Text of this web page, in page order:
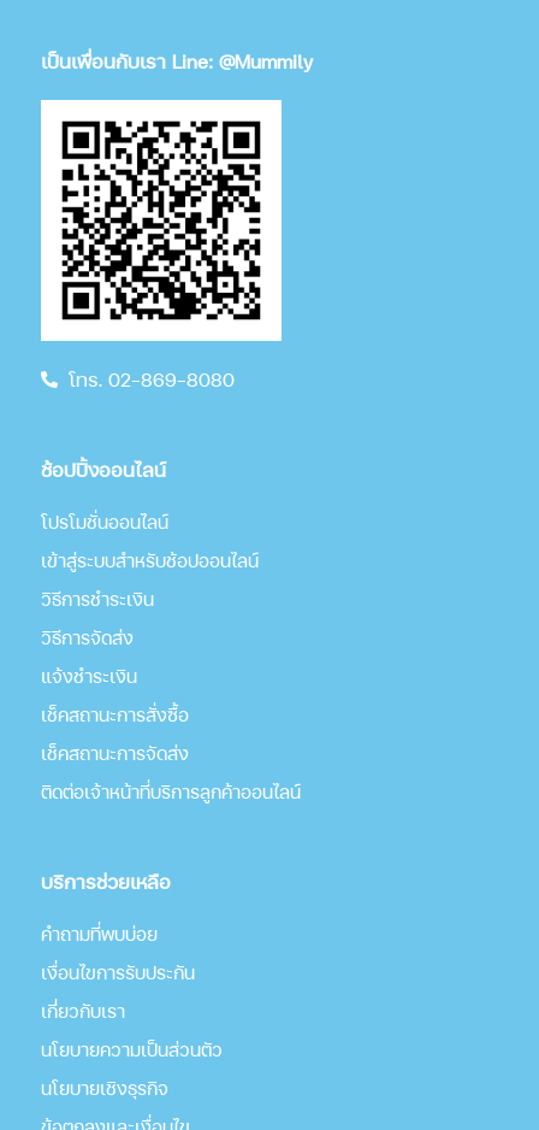
เป็นเพื่อนกับเรา Line: @Mummily
โทร. 02-869-8080
ช้อปปิ้งออนไลน์
โปรโมชั่นออนไลน์
เข้าสู่ระบบสำหรับช้อปออนไลน์
วิธีการชำระเงิน
วิธีการจัดส่ง
แจ้งชำระเงิน
เช็คสถานะการสั่งซื้อ
เช็คสถานะการจัดส่ง
ติดต่อเจ้าหน้าที่บริการลูกค้าออนไลน์
บริการช่วยเหลือ
คำถามที่พบบ่อย
เงื่อนไขการรับประกัน
เกี่่ยวกับเรา
นโยบายความเป็นส่วนตัว
นโยบายเชิงธุรกิจ